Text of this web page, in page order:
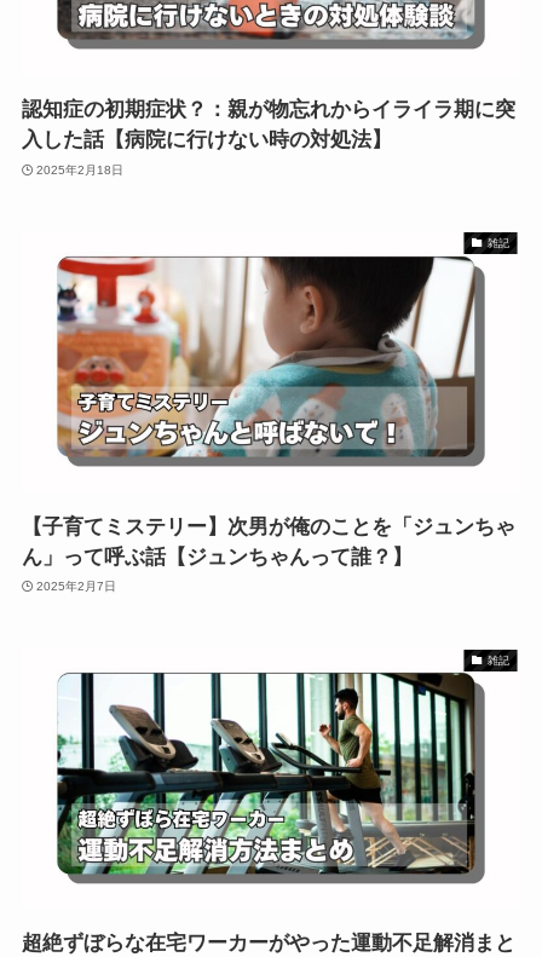
認知症の初期症状？：親が物忘れからイライラ期に突
入した話【病院に行けない時の対処法】
2025年2月18日
雑記
【子育てミステリー】次男が俺のことを「ジュンちゃ
ん」って呼ぶ話【ジュンちゃんって誰？】
2025年2月7日
雑記
超絶ずぼらな在宅ワーカーがやった運動不足解消まと